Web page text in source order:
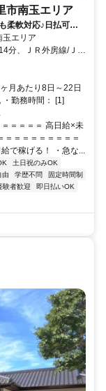
市南玉エリア
柔軟対応♪日払可◎
エリア
分、ＪＲ外房線/ＪＲ
葉県）徒歩約41分 直
月あたり8日～22日
・勤務時間： [1]
＝＝＝＝ 高日給×未
＝＝＝＝＝＝＝＝
で稼げる！ ・急な...
土日祝のみOK
由 学歴不問
固定時間制
験者歓迎
即日払いOK